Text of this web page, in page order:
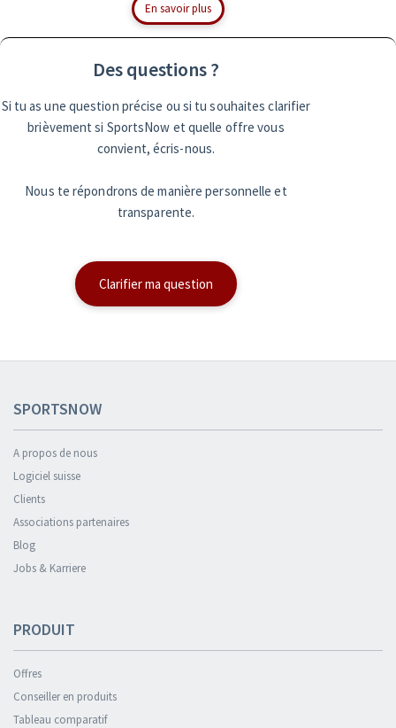
En savoir plus
Des questions ?
Si tu as une question précise ou si tu souhaites clarifier
brièvement si SportsNow et quelle offre vous
convient, écris-nous.
Nous te répondrons de manière personnelle et
transparente.
Clarifier ma question
SPORTSNOW
A propos de nous
Logiciel suisse
Clients
Associations partenaires
Blog
Jobs & Karriere
PRODUIT
Offres
Conseiller en produits
Tableau comparatif